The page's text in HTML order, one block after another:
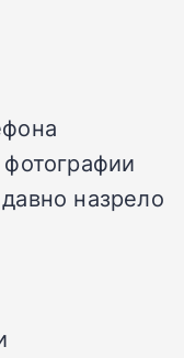
назрело